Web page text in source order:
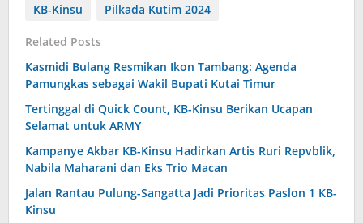
KB-Kinsu
Pilkada Kutim 2024
Related Posts
Kasmidi Bulang Resmikan Ikon Tambang: Agenda
Pamungkas sebagai Wakil Bupati Kutai Timur
Tertinggal di Quick Count, KB-Kinsu Berikan Ucapan
Selamat untuk ARMY
Kampanye Akbar KB-Kinsu Hadirkan Artis Ruri Repvblik,
Nabila Maharani dan Eks Trio Macan
Jalan Rantau Pulung-Sangatta Jadi Prioritas Paslon 1 KB-
Kinsu